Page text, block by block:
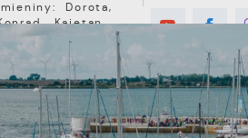
Imieniny: Dorota,
Kajetan
MIESZKANIEC